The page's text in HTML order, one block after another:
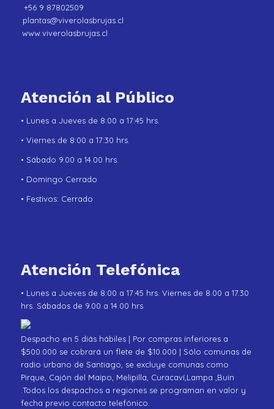
+56 9 87802509
plantas@viverolasbrujas.cl
www.viverolasbrujas.cl
Atención al Público
• Lunes a Jueves de 8:00 a 17:45 hrs.
• Viernes de 8:00 a 17:30 hrs.
• Sábado 9.00 a 14.00 hrs.
• Domingo Cerrado
• Festivos: Cerrado
Atención Telefónica
• Lunes a Jueves de 8:00 a 17:45 hrs. Viernes de 8.00 a 17.30
hrs. Sábados de 9.00 a 14.00 hrs
Despacho en 5 diás hábiles | Por compras inferiores a
$500.000 se cobrará un flete de $10.000 | Sólo comunas de
radio urbano de Santiago, se excluye comunas como
Pirque, Cajón del Maipo, Melipilla, Curacaví,Lampa ,Buin
.Todos los despachos a regiones se programan en valor y
fecha previo contacto telefónico.